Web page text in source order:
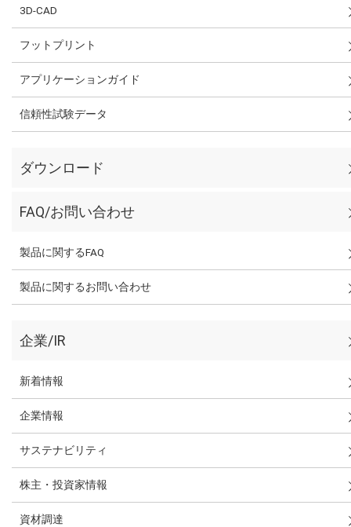
3D-CAD
フットプリント
アプリケーションガイド
信頼性試験データ
ダウンロード
FAQ/お問い合わせ
製品に関するFAQ
製品に関するお問い合わせ
企業/IR
新着情報
企業情報
サステナビリティ
株主・投資家情報
資材調達